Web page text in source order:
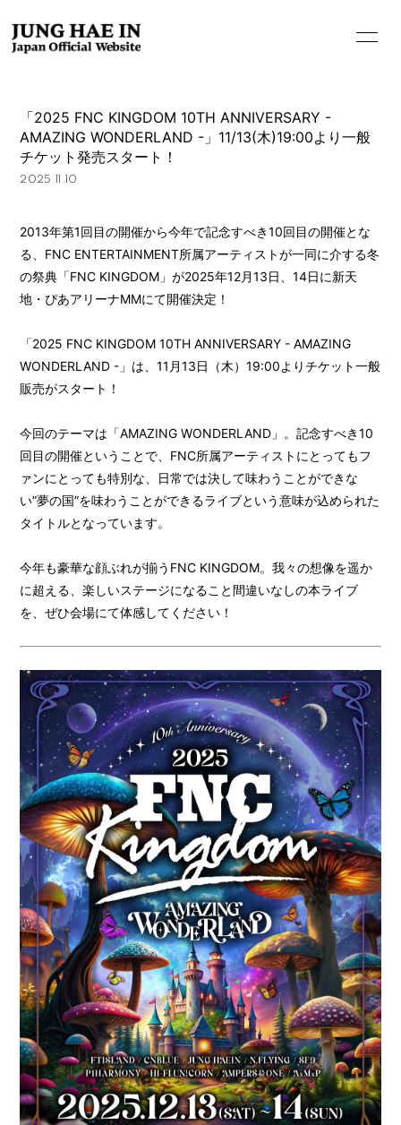
HOME
INFORMATION
PROFILE
MOVIE
STORE
「2025 FNC KINGDOM 10TH ANNIVERSARY -
AMAZING WONDERLAND -」11/13(木)19:00より一般
チケット発売スタート！
2025.11.10
2013年第1回目の開催から今年で記念すべき10回目の開催とな
る、FNC ENTERTAINMENT所属アーティストが一同に介する冬
の祭典「FNC KINGDOM」が2025年12月13日、14日に新天
地・ぴあアリーナMMにて開催決定！
「2025 FNC KINGDOM 10TH ANNIVERSARY - AMAZING
WONDERLAND -」は、11月13日（木）19:00よりチケット一般
販売がスタート！
今回のテーマは「AMAZING WONDERLAND」。記念すべき10
回目の開催ということで、FNC所属アーティストにとってもフ
ァンにとっても特別な、日常では決して味わうことができな
い”夢の国”を味わうことができるライブという意味が込められた
タイトルとなっています。
今年も豪華な顔ぶれが揃うFNC KINGDOM。我々の想像を遥か
に超える、楽しいステージになること間違いなしの本ライブ
を、ぜひ会場にて体感してください！